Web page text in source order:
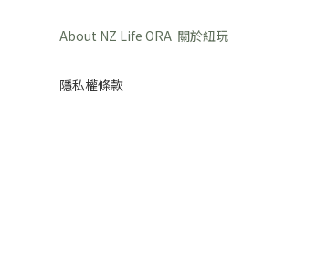
About NZ Life ORA 關於紐玩
隱私權條款